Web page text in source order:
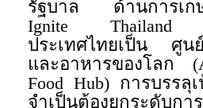
รัฐบาล ด้านการเก
Ignite Thailand
ประเทศไทยเป็น ศูน
และอาหารของโลก
Food Hub) การบรรลุ
จำเป็นต้องยกระดับก